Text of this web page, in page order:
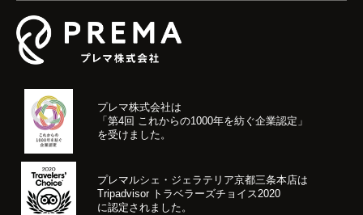
プレマ株式会社は
「第4回 これからの1000年を紡ぐ企業認定」
を受けました。
プレマルシェ・ジェラテリア京都三条本店は
Tripadvisor トラベラーズチョイス2020
に認定されました。